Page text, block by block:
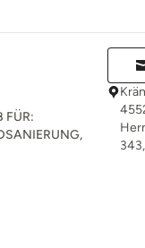
FÜR: